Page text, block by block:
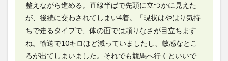
整えながら進める。直線半ばで先頭に立つかに見えた
が、後続に交わされてしまい4着。「現状はやはり気持
ちで走るタイプで、体の面では頼りなさが目立ちます
ね。輸送で10キロほど減っていましたし、敏感なとこ
ろが出てしまいました。それでも競馬へ行くといいで